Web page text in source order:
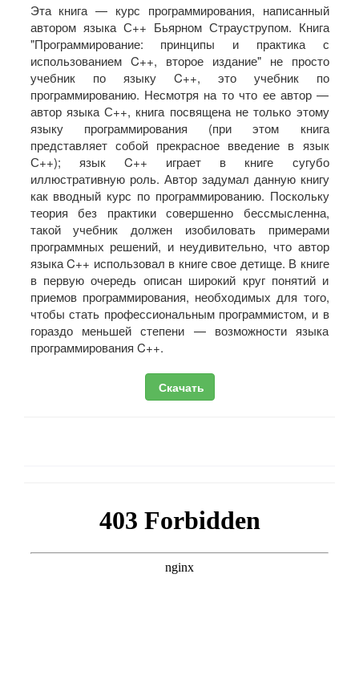
Эта книга — курс программирования, написанный
автором языка С++ Бьярном Страуструпом. Книга
"Программирование: принципы и практика с
использованием C++, второе издание" не просто
учебник по языку C++, это учебник по
программированию. Несмотря на то что ее автор —
автор языка С++, книга посвящена не только этому
языку программирования (при этом книга
представляет собой прекрасное введение в язык
С++); язык C++ играет в книге сугубо
иллюстративную роль. Автор задумал данную книгу
как вводный курс по программированию. Поскольку
теория без практики совершенно бессмысленна,
такой учебник должен изобиловать примерами
программных решений, и неудивительно, что автор
языка C++ использовал в книге свое детище. В книге
в первую очередь описан широкий круг понятий и
приемов программирования, необходимых для того,
чтобы стать профессиональным программистом, и в
гораздо меньшей степени — возможности языка
программирования C++.
Скачать